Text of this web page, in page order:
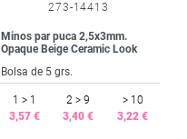
273-14413
Minos par puca 2,5x3mm.
Opaque Beige Ceramic Look
Bolsa de 5 grs.
1 > 1
3,57 €
2 > 9
3,40 €
> 10
3,22 €